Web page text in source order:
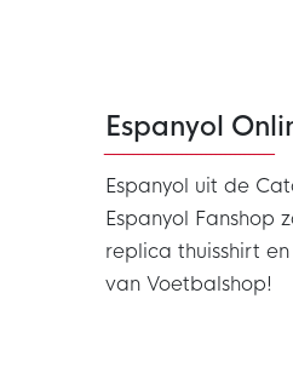
Espanyol
Espanyol uit de
Espanyol Fanshop
replica thuisshirt
van Voetbalshop!